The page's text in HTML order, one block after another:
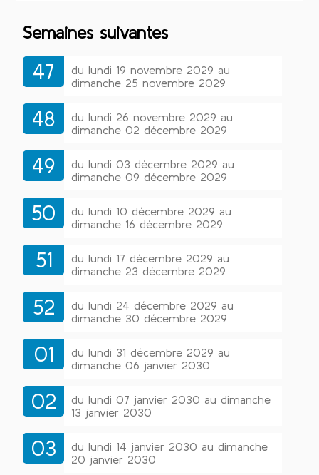
Semaines suivantes
47
du lundi 19 novembre 2029 au
dimanche 25 novembre 2029
48
du lundi 26 novembre 2029 au
dimanche 02 décembre 2029
49
du lundi 03 décembre 2029 au
dimanche 09 décembre 2029
50
du lundi 10 décembre 2029 au
dimanche 16 décembre 2029
51
du lundi 17 décembre 2029 au
dimanche 23 décembre 2029
52
du lundi 24 décembre 2029 au
dimanche 30 décembre 2029
01
du lundi 31 décembre 2029 au
dimanche 06 janvier 2030
02
du lundi 07 janvier 2030 au dimanche
13 janvier 2030
03
du lundi 14 janvier 2030 au dimanche
20 janvier 2030